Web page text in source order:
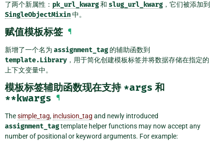
了两个新属性： pk_url_kwarg和 slug_url_kwarg ，它们被添加到
SingleObjectMixin中。
赋值模板标签 ¶
新增了一个名为 assignment_tag 的辅助函数到
template.Library ，用于简化创建模板标签并将数据存储在指定的
上下文变量中。
模板标签辅助函数现在支持 *args 和
**kwargs ¶
Thesimple_tag, inclusion_tag and newly introduced
assignment_tagtemplate helper functions may now accept any
number of positional or keyword arguments. For example: